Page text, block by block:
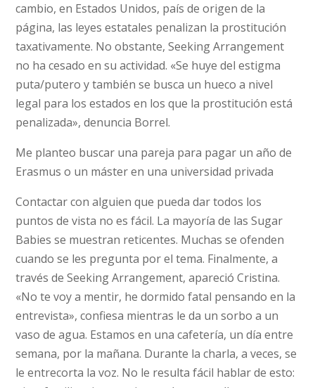
cambio, en Estados Unidos, país de origen de la
página, las leyes estatales penalizan la prostitución
taxativamente. No obstante, Seeking Arrangement
no ha cesado en su actividad. «Se huye del estigma
puta/putero y también se busca un hueco a nivel
legal para los estados en los que la prostitución está
penalizada», denuncia Borrel.
Me planteo buscar una pareja para pagar un año de
Erasmus o un máster en una universidad privada
Contactar con alguien que pueda dar todos los
puntos de vista no es fácil. La mayoría de las Sugar
Babies se muestran reticentes. Muchas se ofenden
cuando se les pregunta por el tema. Finalmente, a
través de Seeking Arrangement, apareció Cristina.
«No te voy a mentir, he dormido fatal pensando en la
entrevista», confiesa mientras le da un sorbo a un
vaso de agua. Estamos en una cafetería, un día entre
semana, por la mañana. Durante la charla, a veces, se
le entrecorta la voz. No le resulta fácil hablar de esto: